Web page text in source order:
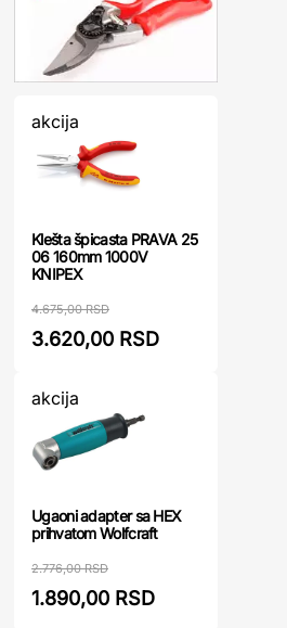
akcija
Klešta špicasta PRAVA 25
06 160mm 1000V
KNIPEX
4.675,00 RSD
3.620,00 RSD
akcija
Ugaoni adapter sa HEX
prihvatom Wolfcraft
2.776,00 RSD
1.890,00 RSD